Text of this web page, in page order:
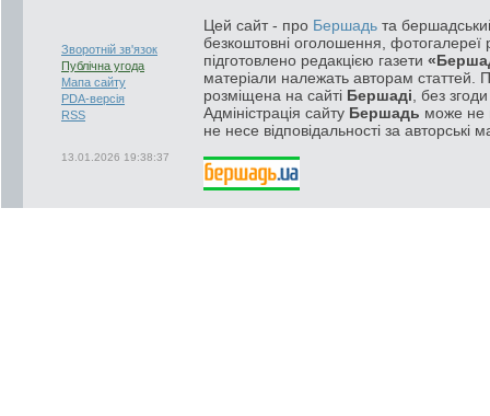
Зворотній зв'язок
Публічна угода
Мапа сайту
PDA-версія
RSS
13.01.2026 19:38:37
Цей сайт - про Бершадь та
безкоштовні оголошення, фотогалереї
підготовлено редакцією газети
матеріали належать авторам статтей.
розміщена на сайті Бершаді , без
Адміністрація сайту Бершадь може не
не несе відповідальності за авторські